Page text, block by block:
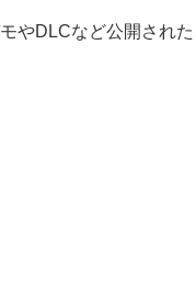
やDLCなど公開され